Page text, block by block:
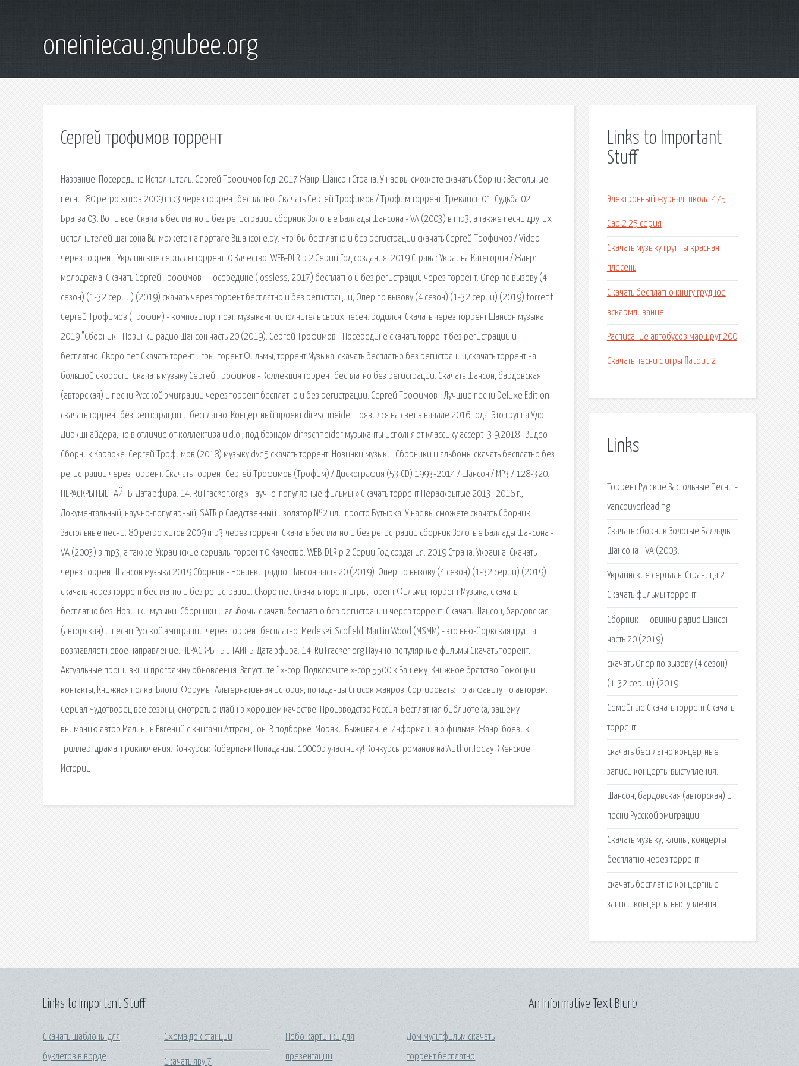
oneiniecau.gnubee.org
Сергей трофимов торрент
Название: Посередине Исполнитель: Сергей Трофимов Год: 2017 Жанр: Шансон Страна. У нас вы сможете скачать Сборник Застольные
песни. 80 ретро хитов 2009 mp3 через торрент бесплатно. Скачать Сергей Трофимов / Трофим торрент. Треклист: 01. Судьба 02.
Братва 03. Вот и всё. Скачать бесплатно и без регистрации сборник Золотые Баллады Шансона - VA (2003) в mp3, а также песни других
исполнителей шансона Вы можете на портале Вшансоне.ру. Что-бы бесплатно и без регистрации скачать Сергей Трофимов / Video
через торрент. Украинские сериалы торрент. 0 Качество: WEB-DLRip 2 Серии Год создания: 2019 Страна: Украина Категория / Жанр:
мелодрама. Скачать Сергей Трофимов - Посередине (lossless, 2017) бесплатно и без регистрации через торрент. Опер по вызову (4
сезон) (1-32 серии) (2019) скачать через торрент бесплатно и без регистрации, Опер по вызову (4 сезон) (1-32 серии) (2019) torrent.
Сергей Трофимов (Трофим) - композитор, поэт, музыкант, исполнитель своих песен. родился. Скачать через торрент Шансон музыка
2019 "Сборник - Новинки радио Шансон часть 20 (2019). Сергей Трофимов - Посередине скачать торрент без регистрации и
бесплатно. Ckopo.net Скачать торент игры, торент Фильмы, торрент Музыка, скачать бесплатно без регистрации,скачать торрент на
большой скорости. Скачать музыку Сергей Трофимов - Коллекция торрент бесплатно без регистрации. Скачать Шансон, бардовская
(авторская) и песни Русской эмиграции через торрент бесплатно и без регистрации. Сергей Трофимов - Лучшие песни Deluxe Edition
скачать торрент без регистрации и бесплатно. Концертный проект dirkschneider появился на свет в начале 2016 года. Это группа Удо
Диркшнайдера, но в отличие от коллектива u.d.o., под брэндом dirkschneider музыканты исполняют классику accept. 3.9.2018 · Видео
Сборник Караоке. Сергей Трофимов (2018) музыку dvd5 скачать торрент. Новинки музыки. Сборники и альбомы скачать бесплатно без
регистрации через торрент. Скачать торрент Сергей Трофимов (Трофим) / Дискография (53 CD) 1993-2014 / Шансон / MP3 / 128-320.
НЕРАСКРЫТЫЕ ТАЙНЫ Дата эфира. 14. RuTracker.org » Научно-популярные фильмы » Скачать торрент Нераскрытые 2013 -2016 г.,
Документальный, научно-популярный, SATRip Следственный изолятор №2 или просто Бутырка. У нас вы сможете скачать Сборник
Застольные песни. 80 ретро хитов 2009 mp3 через торрент. Скачать бесплатно и без регистрации сборник Золотые Баллады Шансона -
VA (2003) в mp3, а также. Украинские сериалы торрент 0 Качество: WEB-DLRip 2 Серии Год создания: 2019 Страна: Украина. Скачать
через торрент Шансон музыка 2019 Сборник - Новинки радио Шансон часть 20 (2019). Опер по вызову (4 сезон) (1-32 серии) (2019)
скачать через торрент бесплатно и без регистрации. Ckopo.net Скачать торент игры, торент Фильмы, торрент Музыка, скачать
бесплатно без. Новинки музыки. Сборники и альбомы скачать бесплатно без регистрации через торрент. Скачать Шансон, бардовская
(авторская) и песни Русской эмиграции через торрент бесплатно. Medeski, Scofield, Martin Wood (MSMM) - это нью-йоркская группа
возглавляет новое направление. НЕРАСКРЫТЫЕ ТАЙНЫ Дата эфира. 14. RuTracker.org Научно-популярные фильмы Скачать торрент.
Актуальные прошивки и программу обновления. Запустите “x-cop. Подключите x-cop 5500 к Вашему. Книжное братство Помощь и
контакты; Книжная полка; Блоги; Форумы. Альтернативная история, попаданцы Список жанров. Сортировать: По алфавиту По авторам.
Сериал Чудотворец все сезоны, смотреть онлайн в хорошем качестве. Производство Россия. Бесплатная библиотека, вашему
вниманию автор Малинин Евгений с книгами Аттракцион. В подборке: Моряки,Выживание. Информация о фильме: Жанр: боевик,
триллер, драма, приключения. Конкурсы: Киберпанк Попаданцы. 10000р участнику! Конкурсы романов на Author.Today: Женские
Истории.
Links to Important
Stuff
Электронный журнал школа 475
Сао 2 25 серия
Скачать музыку группы красная
плесень
Скачать бесплатно книгу грудное
вскармливание
Расписание автобусов маршрут 200
Скачать песни с игры flatout 2
Links
Торрент Русские Застольные Песни -
vancouverleading.
Скачать сборник Золотые Баллады
Шансона - VA (2003.
Украинские сериалы Страница 2
Скачать фильмы торрент.
Сборник - Новинки радио Шансон
часть 20 (2019).
скачать Опер по вызову (4 сезон)
(1-32 серии) (2019.
Семейные Скачать торрент Скачать
торрент.
скачать бесплатно концертные
записи концерты выступления.
Шансон, бардовская (авторская) и
песни Русской эмиграции.
Скачать музыку, клипы, концерты
бесплатно через торрент.
скачать бесплатно концертные
записи концерты выступления.
Links to Important Stuff
Скачать шаблоны для
буклетов в ворде
Схема док станции
Скачать яву 7
Небо картинки для
презентации
Дом мультфильм скачать
торрент бесплатно
An Informative Text Blurb